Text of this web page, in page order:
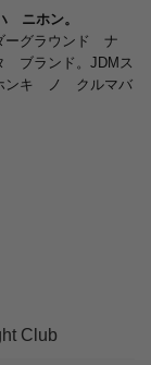
ニホン。
ーグラウンド ナ
ブランド。JDMス
ンキ ノ クルマバ
Club